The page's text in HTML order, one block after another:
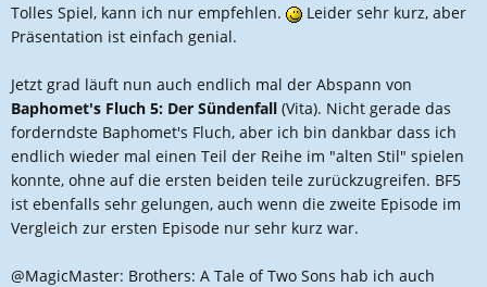
Tolles Spiel, kann ich nur empfehlen.
Leider sehr kurz, aber
Präsentation ist einfach genial.
Jetzt grad läuft nun auch endlich mal der Abspann von
Baphomet's Fluch 5: Der Sündenfall (Vita). Nicht gerade das
forderndste Baphomet's Fluch, aber ich bin dankbar dass ich
endlich wieder mal einen Teil der Reihe im "alten Stil" spielen
konnte, ohne auf die ersten beiden teile zurückzugreifen. BF5
ist ebenfalls sehr gelungen, auch wenn die zweite Episode im
Vergleich zur ersten Episode nur sehr kurz war.
@MagicMaster: Brothers: A Tale of Two Sons hab ich auch